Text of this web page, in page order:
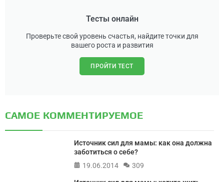
Тесты онлайн
Проверьте свой уровень счастья, найдите точки для
вашего роста и развития
ПРОЙТИ ТЕСТ
САМОЕ КОММЕНТИРУЕМОЕ
Источник сил для мамы: как она должна
заботиться о себе?
19.06.2014
309